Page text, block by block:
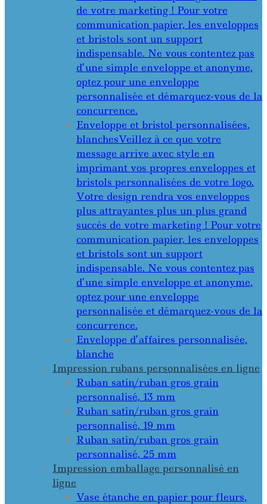
de votre marketing ! Pour votre
communication papier, les enveloppes
et bristols sont un support
indispensable. Ne vous contentez pas
d’une simple enveloppe et anonyme,
optez pour une enveloppe
personnalisée et démarquez-vous de la
concurrence.
Enveloppe et bristol personnalisées,
blanchesVeillez à ce que votre
message arrive avec style en
imprimant vos propres enveloppes et
bristols personnalisées de votre logo.
Votre design rendra vos enveloppes
plus attrayantes plus un plus grand
succès de votre marketing ! Pour votre
communication papier, les enveloppes
et bristols sont un support
indispensable. Ne vous contentez pas
d’une simple enveloppe et anonyme,
optez pour une enveloppe
personnalisée et démarquez-vous de la
concurrence.
Enveloppe d’affaires personnalisée,
blanche
Impression rubans personnalisées en ligne
Ruban satin/ruban gros grain
personnalisé, 13 mm
Ruban satin/ruban gros grain
personnalisé, 19 mm
Ruban satin/ruban gros grain
personnalisé, 25 mm
Impression emballage personnalisé en
ligne
Vase étanche en papier pour fleurs,